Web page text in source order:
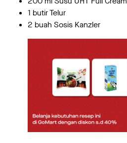
1 butir Telur
2 buah Sosis Kanzler